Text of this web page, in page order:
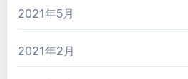
2021年5月
2021年2月